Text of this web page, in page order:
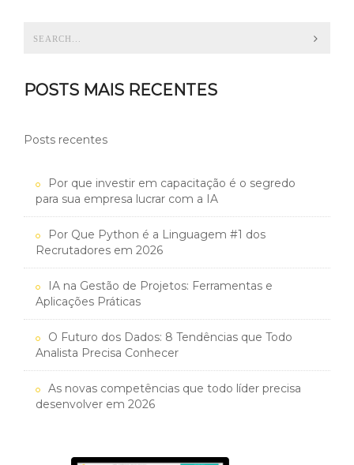
POSTS MAIS RECENTES
Posts recentes
Por que investir em capacitação é o segredo
para sua empresa lucrar com a IA
Por Que Python é a Linguagem #1 dos
Recrutadores em 2026
IA na Gestão de Projetos: Ferramentas e
Aplicações Práticas
O Futuro dos Dados: 8 Tendências que Todo
Analista Precisa Conhecer
As novas competências que todo líder precisa
desenvolver em 2026